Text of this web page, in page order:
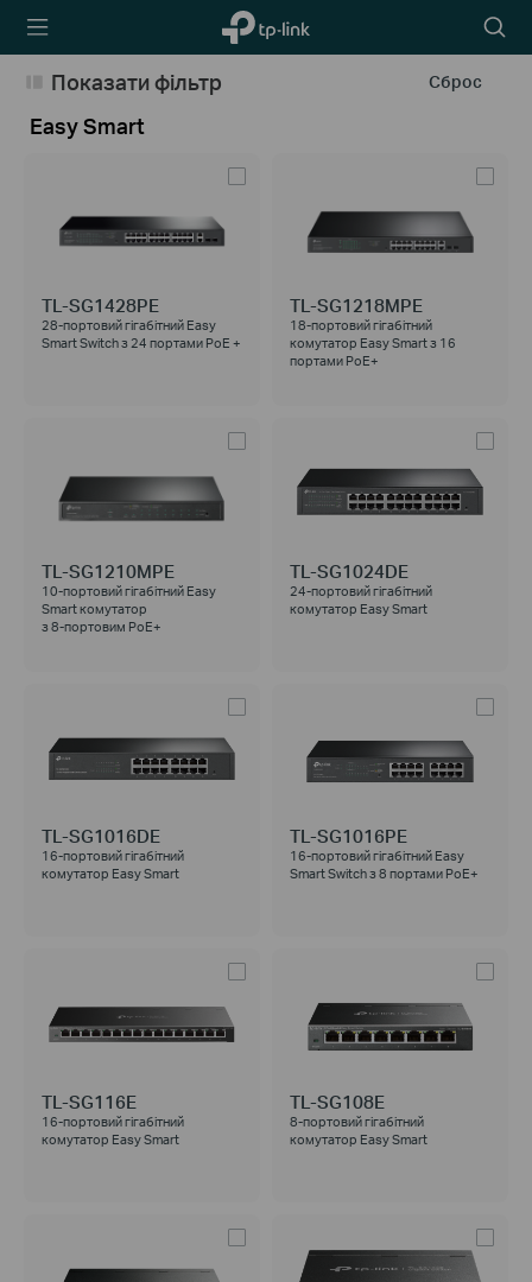
TP-Link,
Reliably
Пошук
Сброс
Показати фільтр
Easy Smart
TL-SG1428PE
28-портовий гігабітний Easy
Smart Switch з 24 портами PoE +
TL-SG1218MPE
18-портовий гігабітний
комутатор Easy Smart з 16
портами PoE+
TL-SG1210MPE
10-портовий гігабітний Easy
Smart комутатор
з 8-портовим PoE+
TL-SG1024DE
24-портовий гігабітний
комутатор Easy Smart
TL-SG1016DE
16-портовий гігабітний
комутатор Easy Smart
TL-SG1016PE
16-портовий гігабітний Easy
Smart Switch з 8 портами PoE+
TL-SG116E
16-портовий гігабітний
комутатор Easy Smart
TL-SG108E
8-портовий гігабітний
комутатор Easy Smart